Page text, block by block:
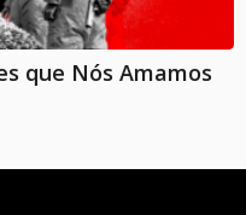
que Nós Amamos